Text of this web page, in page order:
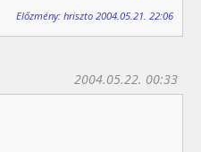
Előzmény: hriszto 2004.05.21. 22:06
2004.05.22. 00:33